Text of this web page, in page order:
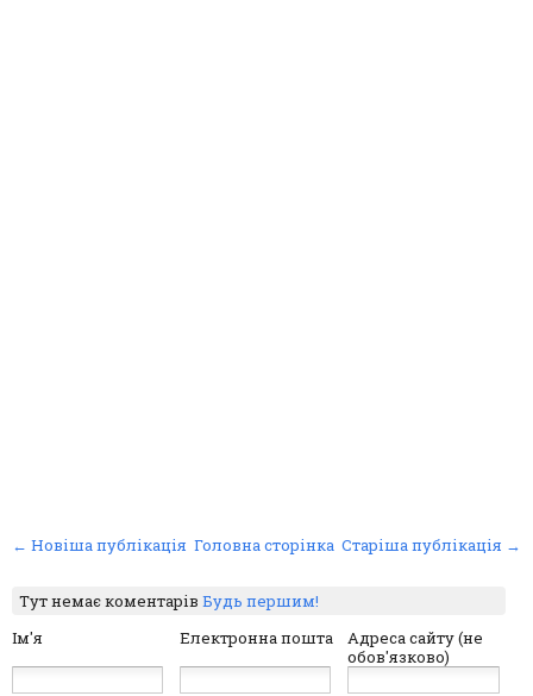
← Новіша публікація Старіша публікація →
Головна сторінка
Тут немає коментарівБудь першим!
Ім'я
Електронна пошта
Адреса сайту (не
обов'язково)